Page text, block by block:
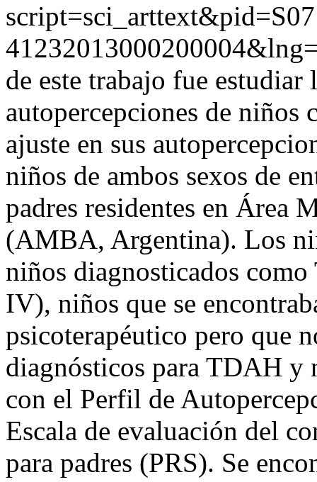
de este trabajo fue estudiar
autopercepciones de
ajuste en sus
niños de ambos sexos de
padres residentes en Área
(AMBA, Argentina). Los
niños diagnosticados
IV), niños que se
psicoterapéutico pero que
diagnósticos para TDAH y
con el Perfil de
Escala de evaluación del
para padres (PRS). Se